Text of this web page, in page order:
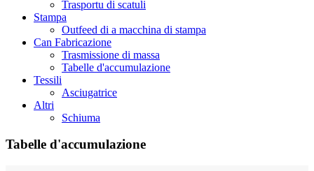
Trasportu di scatuli
Stampa
Outfeed di a macchina di stampa
Can Fabricazione
Trasmissione di massa
Tabelle d'accumulazione
Tessili
Asciugatrice
Altri
Schiuma
Tabelle d'accumulazione